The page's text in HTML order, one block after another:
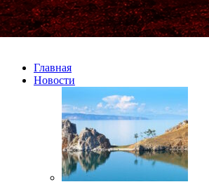
Главная
Новости